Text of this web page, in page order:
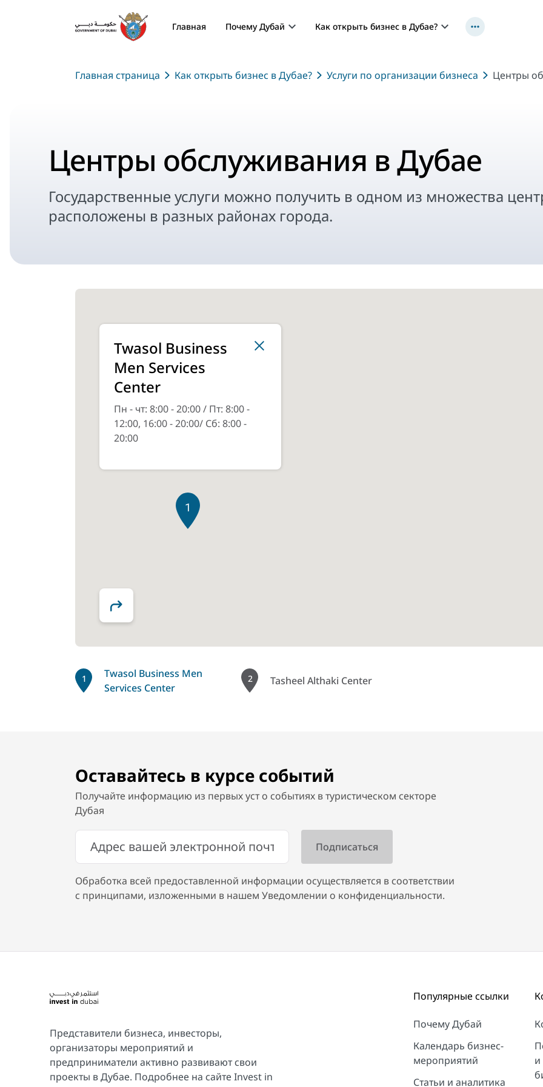
Главная Почему Дубай Как открыть бизнес в Дубае?
Главная страница Как открыть бизнес в Дубае? Услуги по организации бизнеса Центры
Центры обслуживания в Дубае
Государственные услуги можно получить в одном из множества
расположены в разных районах города.
1
Twasol Business
Men Services
Center
Пн - чт: 8:00 - 20:00 / Пт: 8:00 -
12:00, 16:00 - 20:00/ Сб: 8:00 -
20:00
1
Twasol Business Men
Services Center
2 Tasheel Althaki Center
Оставайтесь в курсе событий
Получайте информацию из первых уст о событиях в туристическом секторе
Дубая
Обработка всей предоставленной информации осуществляется в соответствии
с принципами, изложенными в нашем Уведомлении о конфиденциальности.
Представители бизнеса, инвесторы,
организаторы мероприятий и
предприниматели активно развивают свои
проекты в Дубае. Подробнее на сайте Invest in
Популярные ссылки
Почему Дубай
Календарь бизнес-
мероприятий
Статьи и аналитика
и